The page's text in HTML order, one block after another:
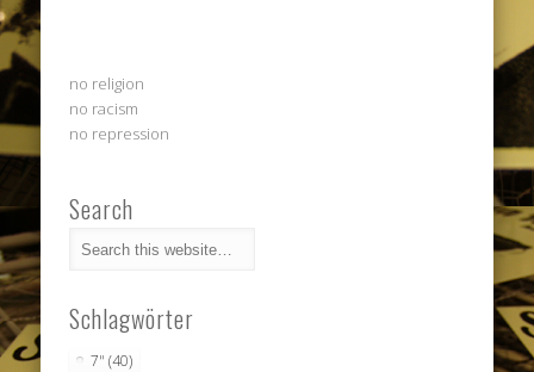
no religion
no racism
no repression
Search
Schlagwörter
7" (40)